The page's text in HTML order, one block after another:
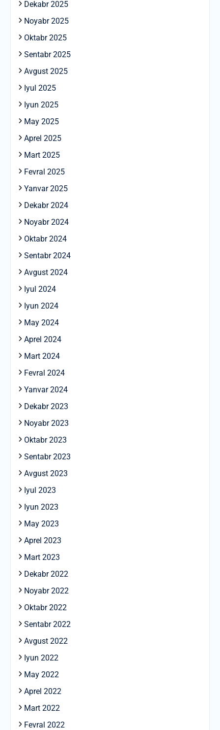
Dekabr 2025
Noyabr 2025
Oktabr 2025
Sentabr 2025
Avgust 2025
Iyul 2025
Iyun 2025
May 2025
Aprel 2025
Mart 2025
Fevral 2025
Yanvar 2025
Dekabr 2024
Noyabr 2024
Oktabr 2024
Sentabr 2024
Avgust 2024
Iyul 2024
Iyun 2024
May 2024
Aprel 2024
Mart 2024
Fevral 2024
Yanvar 2024
Dekabr 2023
Noyabr 2023
Oktabr 2023
Sentabr 2023
Avgust 2023
Iyul 2023
Iyun 2023
May 2023
Aprel 2023
Mart 2023
Dekabr 2022
Noyabr 2022
Oktabr 2022
Sentabr 2022
Avgust 2022
Iyun 2022
May 2022
Aprel 2022
Mart 2022
Fevral 2022